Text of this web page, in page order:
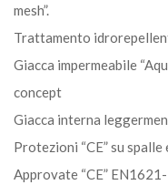
mesh”.
Trattamento
Giacca impermeabile
concept
Giacca interna
Protezioni “CE” su
Approvate “CE”